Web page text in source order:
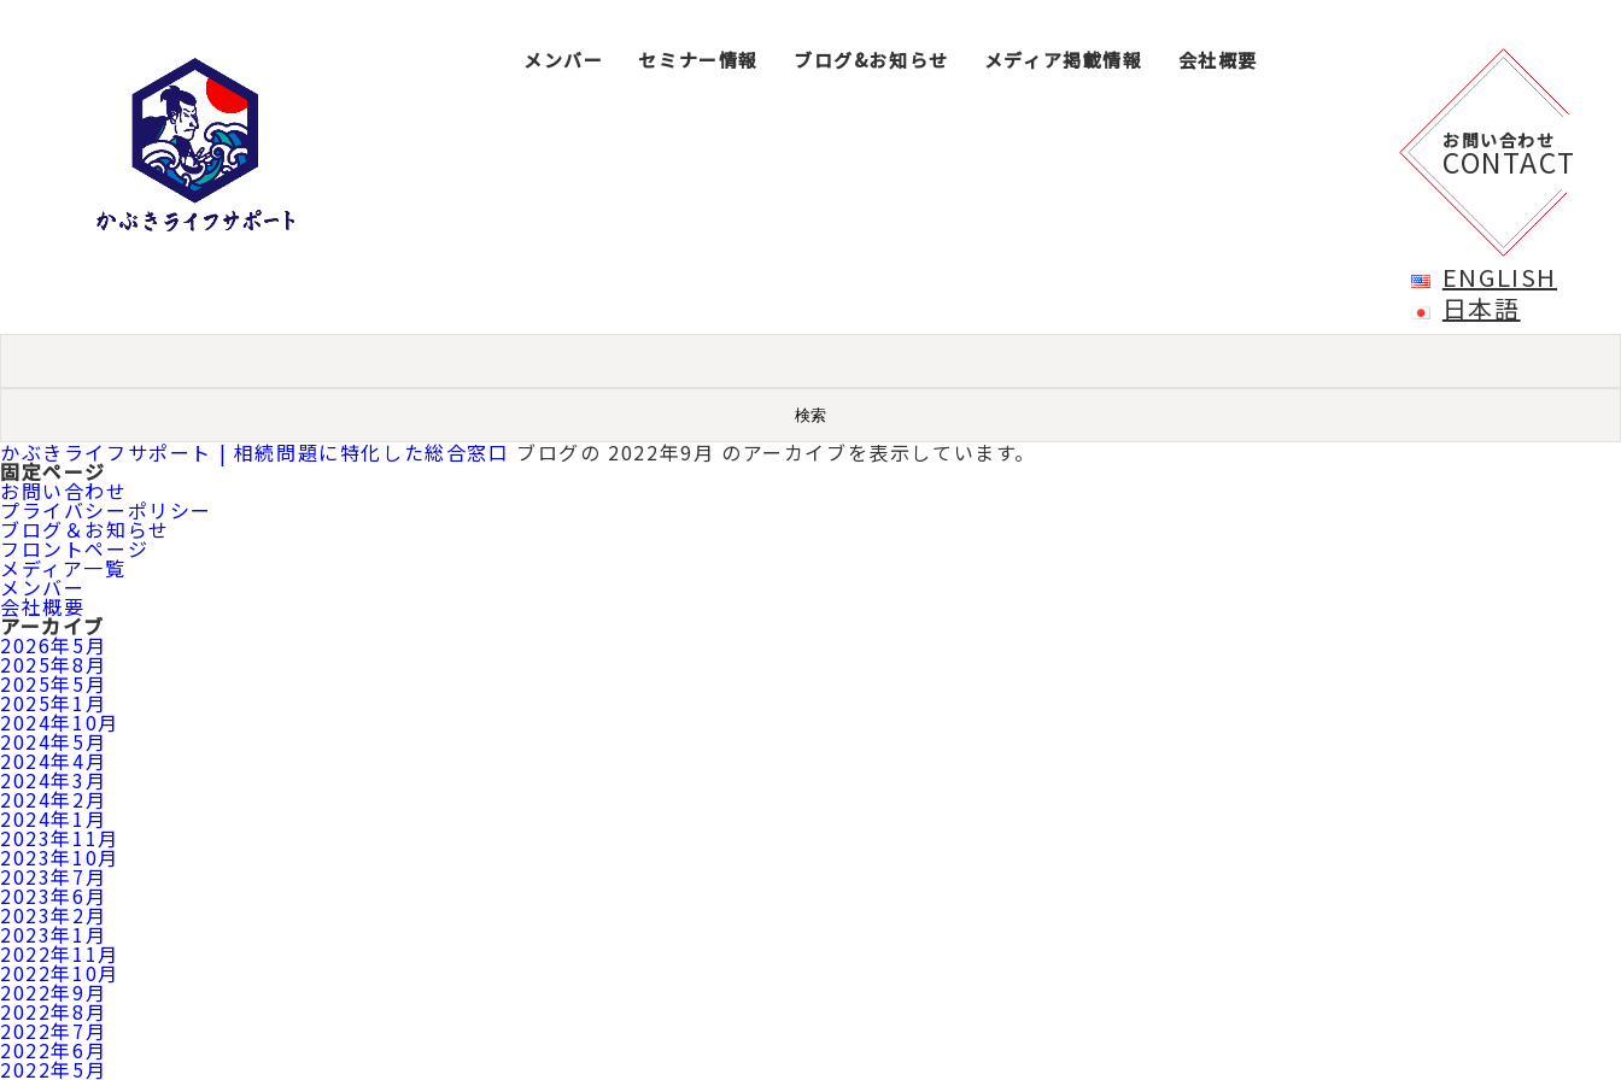
メンバー セミナー情報 ブログ&お知らせ メディア掲載情報 会社概要
お問い合わせ
CONTACT
ENGLISH
日本語
検
かぶきライフサポート | 相続問題に特化した総合窓口ブログの 2022年9月 のアーカイブを表示しています。
固定ページ
お問い合わせ
プライバシーポリシー
ブログ＆お知らせ
フロントページ
メディア一覧
メンバー
会社概要
アーカイブ
2026年5月
2025年8月
2025年5月
2025年1月
2024年10月
2024年5月
2024年4月
2024年3月
2024年2月
2024年1月
2023年11月
2023年10月
2023年7月
2023年6月
2023年2月
2023年1月
2022年11月
2022年10月
2022年9月
2022年8月
2022年7月
2022年6月
2022年5月